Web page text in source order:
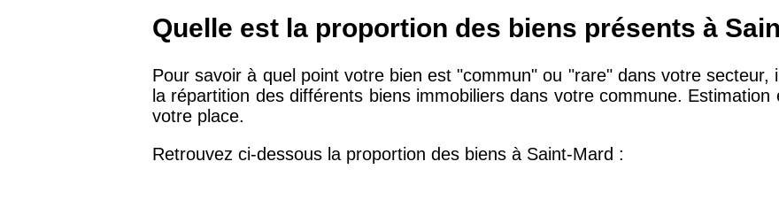
13 €
75013 -
Paris 13ème
arrondissement
10 073 € 11 085 € 30 €
Quelle est la proportion des biens présents à
Pour savoir à quel point votre bien est "commun" ou "rare" dans votre secteur,
la répartition des différents biens immobiliers dans votre commune.
votre place.
Retrouvez ci-dessous la proportion des biens à Saint-Mard :